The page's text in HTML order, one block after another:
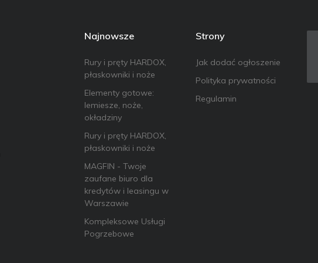
Najnowsze
Rury i pręty HARDOX,
płaskowniki i noże
Elementy gotowe:
lemiesze, noże,
okładziny
Rury i pręty HARDOX,
płaskowniki i noże
MAGFIN - Twoje
zaufane biuro dla
kredytów i leasingu w
Warszawie
Kompleksowe Usługi
Pogrzebowe
Strony
Jak dodać ogłoszenie
Polityka prywatności
Regulamin